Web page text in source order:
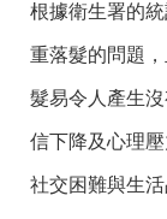
根據衛生署的
重落髮的問題
髮易令人產生
信下降及心理
社交困難與生活